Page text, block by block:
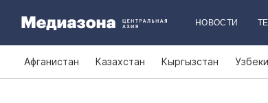
НОВОСТИ
Афганистан Казахстан Кыргызстан